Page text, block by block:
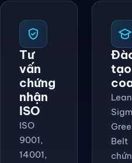
Tư
vấn
chứng
nhận
ISO
ISO
9001,
14001,
Belt